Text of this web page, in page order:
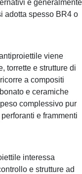
è generalmente
adotta spesso BR4 o
viene
torrette e strutture di
a compositi
e ceramiche
complessivo pur
e frammenti
interessa
e strutture ad